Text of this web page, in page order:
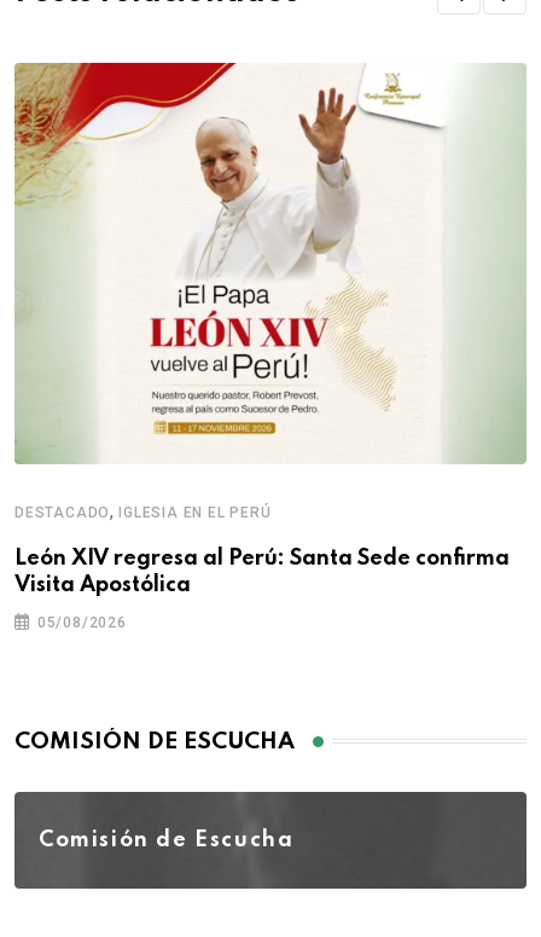
DESTACADO,IGLESIA EN EL PERÚ
León XIV regresa al Perú: Santa Sede confirma
Visita Apostólica
05/08/2026
COMISIÓN DE ESCUCHA
Comisión de Escucha